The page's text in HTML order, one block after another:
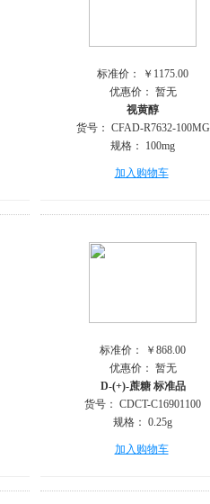
标准价：
￥1175.00
优惠价： 暂无
视黄醇
货号： CFAD-R7632-100MG
规格： 100mg
加入购物车
标准价：
￥868.00
优惠价： 暂无
D-(+)-蔗糖 标准品
货号： CDCT-C16901100
规格： 0.25g
加入购物车